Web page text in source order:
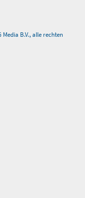
B.V., alle rechten